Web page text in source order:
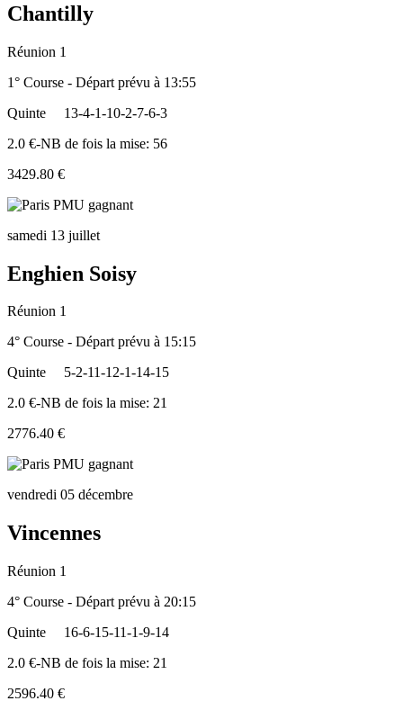
Chantilly
Réunion 1
1° Course - Départ prévu à 13:55
Quinte
13-4-1-10-2-7-6-3
2.0 €-NB de fois la mise: 56
3429.80 €
samedi 13 juillet
Enghien Soisy
Réunion 1
4° Course - Départ prévu à 15:15
Quinte
5-2-11-12-1-14-15
2.0 €-NB de fois la mise: 21
2776.40 €
vendredi 05 décembre
Vincennes
Réunion 1
4° Course - Départ prévu à 20:15
Quinte
16-6-15-11-1-9-14
2.0 €-NB de fois la mise: 21
2596.40 €